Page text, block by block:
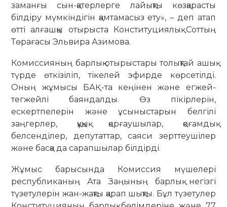
заманғы сын-қатерлерге лайықты көзқарасты
білдіру мүмкіндігін қамтамасыз ету», – деп атап
өтті алғашқы отырыста Конституциялық Соттың
Төрағасы Эльвира Азимова.
Комиссияның барлық отырыстары толықтай ашық
түрде өткізіліп, тікелей эфирде көрсетілді.
Оның жұмысы БАҚ-та кеңінен және егжей-
тегжейлі баяндалды. Өз пікірлерін,
ескертпелерін және ұсыныстарын белгілі
заңгерлер, құқық қорғаушылар, қоғамдық
белсенділер, депутаттар, саяси зерттеушілер
және басқа да сарапшылар білдірді.
Жұмыс барысында Комиссия мүшелері
республиканың Ата Заңының барлық негізгі
түзетулерін жан-жақты қарап шықты. Бұл түзетулер